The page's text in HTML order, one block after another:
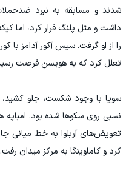
شدند و مسابقه به نبرد
داشت و مثل پلنگ فرار کرد، اما
را از او گرفت. سپس آکور آدامز با
تعلل کرد که به هویسن فرصت
سویا با وجود شکست، جلو کشید،
نسبی روی سکوها شده بود. امباپه
تعویض‌های آربلوا به خط میانی
کرد و کاماوینگا به مرکز میدان رفت.